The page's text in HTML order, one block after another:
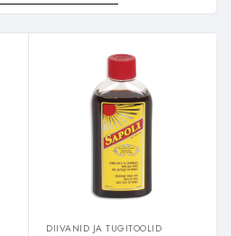
DIIVANID JA TUGITOOLID